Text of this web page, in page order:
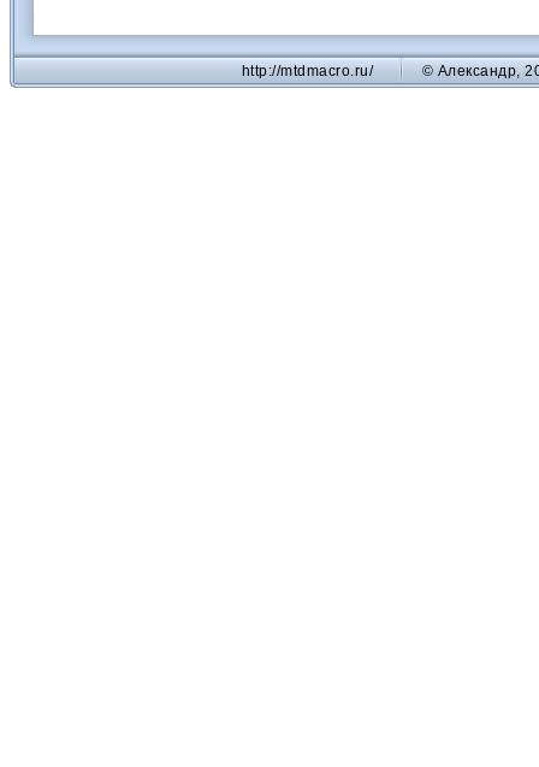
http://mtdmacro.ru/ © Александр,